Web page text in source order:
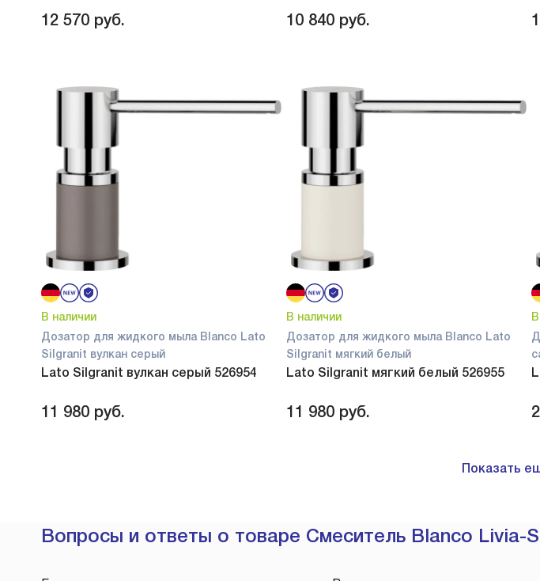
12 570 руб. 10 840 руб.
В наличии
Дозатор для жидкого мыла Blanco Lato
Silgranit вулкан серый
Lato Silgranit вулкан серый 526954
11 980 руб.
В наличии
Дозатор для жидкого мыла Blanco Lato
Silgranit мягкий белый
Lato Silgranit мягкий белый 526955
11 980 руб.
Показать
Вопросы и ответы о товаре Смеситель Blanco Livia-